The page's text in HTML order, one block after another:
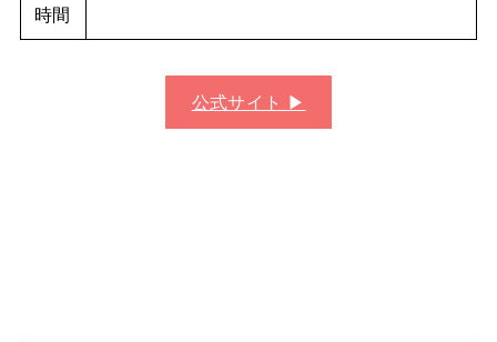
時間
公式サイト ▶︎